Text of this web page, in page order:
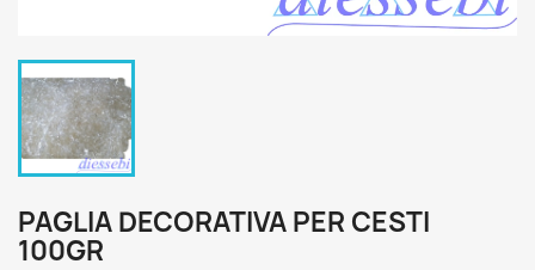
PAGLIA DECORATIVA PER CESTI
100GR